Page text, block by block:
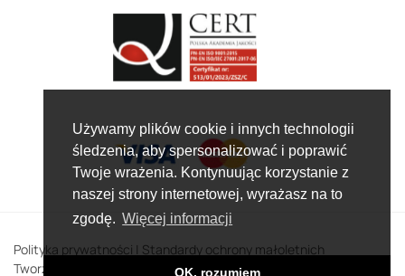
Używamy plików cookie i innych technologii
śledzenia, aby spersonalizować i poprawić
Twoje wrażenia. Kontynuując korzystanie z
naszej strony internetowej, wyrażasz na to
zgodę. Więcej informacji
OK, rozumiem
Polityka prywatności | Standardy ochrony małoletnich
Tworzenie stron www:
Data Quest | CMS TYPO3